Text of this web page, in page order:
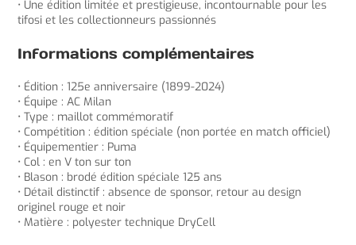
• Une édition limitée et prestigieuse, incontournable pour les
tifosi et les collectionneurs passionnés
Informations complémentaires
• Édition : 125e anniversaire (1899-2024)
• Équipe : AC Milan
• Type : maillot commémoratif
• Compétition : édition spéciale (non portée en match officiel)
• Équipementier : Puma
• Col : en V ton sur ton
• Blason : brodé édition spéciale 125 ans
• Détail distinctif : absence de sponsor, retour au design
originel rouge et noir
• Matière : polyester technique DryCell